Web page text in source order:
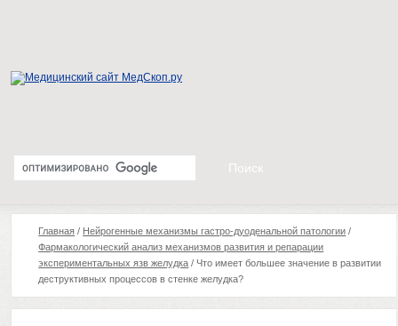
Главная / Нейрогенные механизмы гастро-дуоденальной патологии /
Фармакологический анализ механизмов развития и репарации
экспериментальных язв желудка / Что имеет большее значение в развитии
деструктивных процессов в стенке желудка?